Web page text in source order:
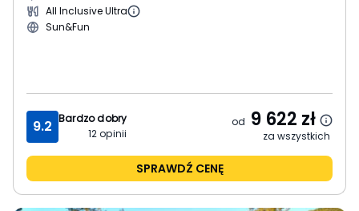
All Inclusive Ultra
Sun&Fun
9.2 Bardzo dobry
12opinii
od 9 622 zł
za wszystkich
SPRAWDŹ CENĘ